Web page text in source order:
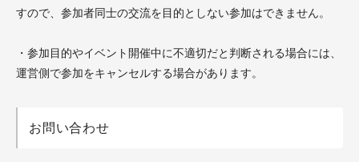
すので、参加者同士の交流を目的としない参加はできません。
・参加目的やイベント開催中に不適切だと判断される場合には、
運営側で参加をキャンセルする場合があります。
お問い合わせ